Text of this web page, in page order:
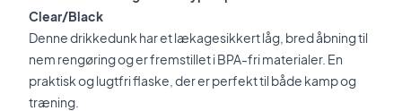
Clear/Black
Denne drikkedunk har et lækagesikkert låg, bred åbning til
nem rengøring og er fremstillet i BPA-fri materialer. En
praktisk og lugtfri flaske, der er perfekt til både kamp og
træning.